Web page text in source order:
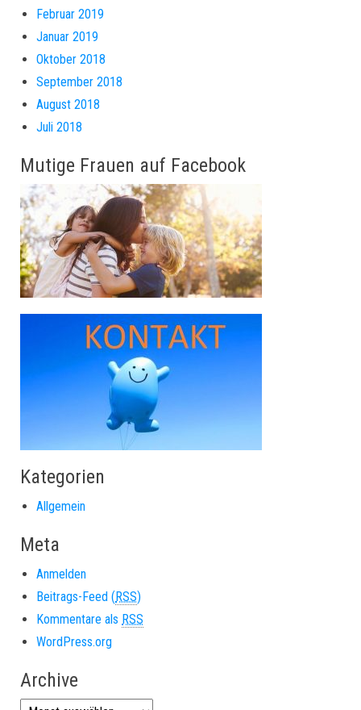
Februar 2019
Januar 2019
Oktober 2018
September 2018
August 2018
Juli 2018
Mutige Frauen auf Facebook
Kategorien
Allgemein
Meta
Anmelden
Beitrags-Feed (RSS)
Kommentare als RSS
WordPress.org
Archive